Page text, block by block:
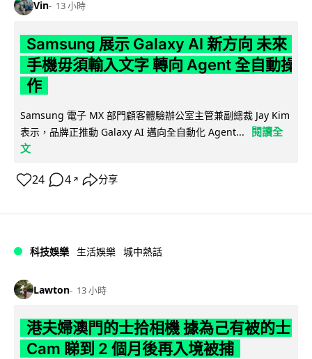
Vin 13 小時
Samsung 展示 Galaxy AI 新方向 未來
手機毋須輸入文字 轉向 Agent 全自動操
作
Samsung 電子 MX 部門顧客體驗辦公室主管兼副總裁 Jay Kim
表示，品牌正推動 Galaxy AI 邁向全自動化 Agent...
閱讀全
文
24 4 ↗ 分享
科技娛樂 生活娛樂 城中熱話
Lawton 13 小時
港夫婦澳門的士拾相機 據為己有被的士
Cam 睇到 2 個月後再入境被捕